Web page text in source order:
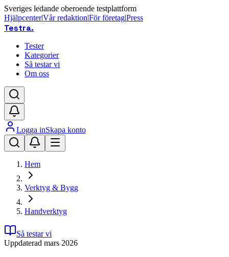
Sveriges ledande oberoende testplattform
Hjälpcenter|Vår redaktion|För företag|Press
Testra.
Tester
Kategorier
Så testar vi
Om oss
Logga inSkapa konto
Hem
Verktyg & Bygg
Handverktyg
Så testar vi
Uppdaterad mars 2026